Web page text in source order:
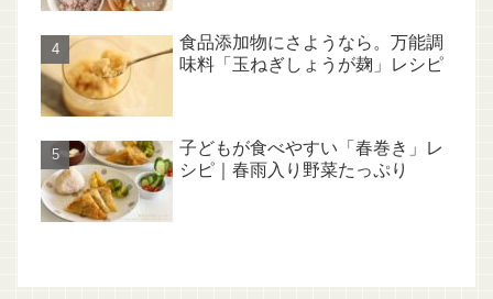
食品添加物にさようなら。万能調
味料「玉ねぎしょうが麹」レシピ
子どもが食べやすい「春巻き」レ
シピ｜春雨入り野菜たっぷり